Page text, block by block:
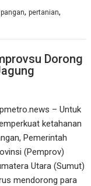
pangan,pertanian,
Dorong
– Untuk
ketahanan
Pemerintah
(Pemprov)
Utara (Sumut)
mendorong para